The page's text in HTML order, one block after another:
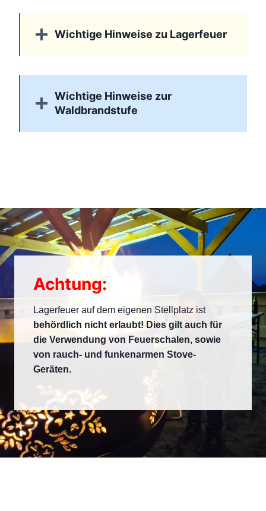
Wichtige Hinweise zu Lagerfeuer
Wichtige Hinweise zur
Waldbrandstufe
Achtung:
Lagerfeuer auf dem eigenen Stellplatz ist
behördlich nicht erlaubt! Dies gilt auch für
die Verwendung von Feuerschalen, sowie
von rauch- und funkenarmen Stove-
Geräten.